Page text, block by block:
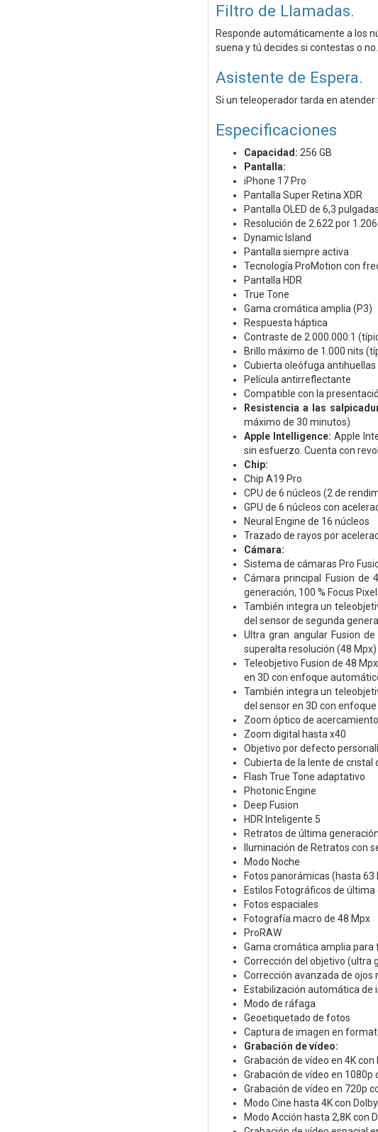
Filtro de Llamadas.
Responde automáticamente a los
suena y tú decides si contestas o no.
Asistente de Espera.
Si un teleoperador tarda en
Especificaciones
Capacidad: 256 GB
Pantalla:
iPhone 17 Pro
Pantalla Super Retina XDR
Pantalla OLED de 6,3
Resolución de 2.622 por
Dynamic Island
Pantalla siempre activa
Tecnología ProMotion con
Pantalla HDR
True Tone
Gama cromática amplia (P3)
Respuesta háptica
Contraste de 2.000.000:1
Brillo máximo de 1.000 nits
Cubierta oleófuga antihuellas
Película antirreflectante
Compatible con la
Resistencia a las
máximo de 30 minutos)
Apple Intelligence: Apple
sin esfuerzo. Cuenta con
Chip:
Chip A19 Pro
CPU de 6 núcleos (2 de
GPU de 6 núcleos con
Neural Engine de 16 núcleos
Trazado de rayos por
Cámara:
Sistema de cámaras Pro
Cámara principal Fusion de
generación, 100 % Focus
También integra un
del sensor de segunda
Ultra gran angular Fusion
superalta resolución (48 Mpx)
Teleobjetivo Fusion de 48
en 3D con enfoque
También integra un
del sensor en 3D con
Zoom óptico de
Zoom digital hasta x40
Objetivo por defecto
Cubierta de la lente de cristal
Flash True Tone adaptativo
Photonic Engine
Deep Fusion
HDR Inteligente 5
Retratos de última
Iluminación de Retratos con
Modo Noche
Fotos panorámicas (hasta 63
Estilos Fotográficos de última
Fotos espaciales
Fotografía macro de 48 Mpx
ProRAW
Gama cromática amplia para
Corrección del objetivo (ultra
Corrección avanzada de ojos
Estabili­zación automática de
Modo de ráfaga
Geoetiquetado de fotos
Captura de imagen en formato
Grabación de vídeo:
Grabación de vídeo en 4K
Grabación de vídeo en 1080p
Grabación de vídeo en 720p
Modo Cine hasta 4K con
Modo Acción hasta 2,8K con